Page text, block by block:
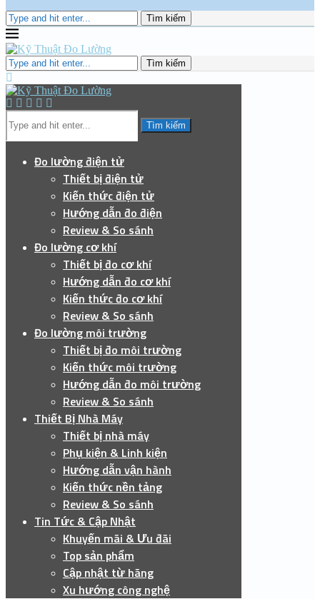
Tìm kiếm
Tìm kiếm
Tìm kiếm
Đo lường điện tử
Thiết bị điện tử
Kiến thức điện tử
Hướng dẫn đo điện
Review & So sánh
Đo lường cơ khí
Thiết bị đo cơ khí
Hướng dẫn đo cơ khí
Kiến thức đo cơ khí
Review & So sánh
Đo lường môi trường
Thiết bị đo môi trường
Kiến thức môi trường
Hướng dẫn đo môi trường
Review & So sánh
Thiết Bị Nhà Máy
Thiết bị nhà máy
Phụ kiện & Linh kiện
Hướng dẫn vận hành
Kiến thức nền tảng
Review & So sánh
Tin Tức & Cập Nhật
Khuyến mãi & Ưu đãi
Top sản phẩm
Cập nhật từ hãng
Xu hướng công nghệ